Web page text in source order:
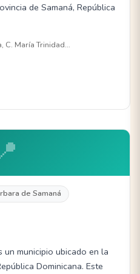
de Samaná, República
C. María Trinidad…
de Samaná
un municipio ubicado en la
Dominicana. Este